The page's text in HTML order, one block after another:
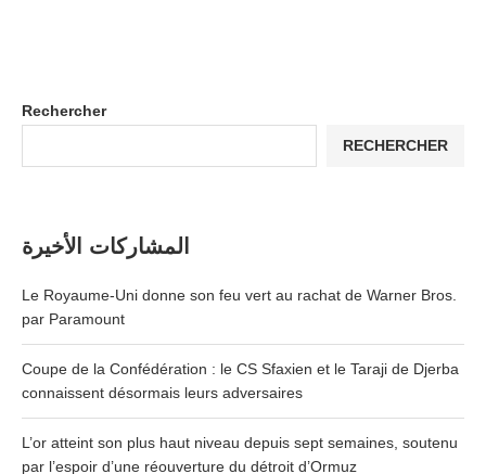
Rechercher
RECHERCHER
المشاركات الأخيرة
Le Royaume-Uni donne son feu vert au rachat de Warner Bros.
par Paramount
Coupe de la Confédération : le CS Sfaxien et le Taraji de Djerba
connaissent désormais leurs adversaires
L’or atteint son plus haut niveau depuis sept semaines, soutenu
par l’espoir d’une réouverture du détroit d’Ormuz